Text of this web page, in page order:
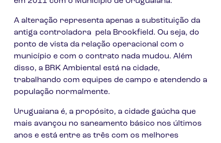
A alteração representa apenas a substituição da
antiga controladora pela Brookfield. Ou seja, do
ponto de vista da relação operacional com o
município e com o contrato nada mudou. Além
disso, a BRK Ambiental está na cidade,
trabalhando com equipes de campo e atendendo a
população normalmente.
Uruguaiana é, a propósito, a cidade gaúcha que
mais avançou no saneamento básico nos últimos
anos e está entre as três com os melhores